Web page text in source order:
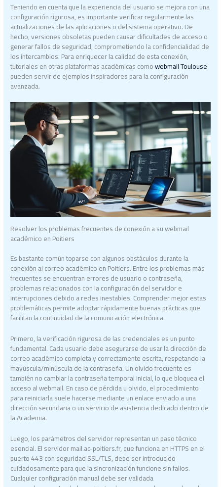
Teniendo en cuenta que la experiencia del usuario se mejora con una
configuración rigurosa, es importante verificar regularmente las
actualizaciones de las aplicaciones o del sistema operativo. De
hecho, versiones obsoletas pueden causar dificultades de acceso o
generar fallos de seguridad, comprometiendo la confidencialidad de
los intercambios. Para enriquecer la calidad de esta conexión,
tutoriales en otras plataformas académicas comowebmail Toulouse
pueden servir de ejemplos inspiradores para la configuración
avanzada.
Resolver los problemas frecuentes de conexión a su webmail
académico en Poitiers
Es bastante común toparse con algunos obstáculos durante la
conexión al correo académico en Poitiers. Entre los problemas más
frecuentes se encuentran errores de usuario o contraseña,
problemas relacionados con la configuración del servidor e
interrupciones debido a redes inestables. Comprender mejor estas
problemáticas permite adoptar rápidamente buenas prácticas que
facilitan la continuidad de la comunicación electrónica.
Primero, la verificación rigurosa de las credenciales es un punto
fundamental. Cada usuario debe asegurarse de usar la dirección de
correo académico completa y correctamente escrita, respetando la
mayúscula/minúscula de la contraseña. Un olvido frecuente es
también no cambiar la contraseña temporal inicial, lo que bloquea el
acceso al webmail. En caso de pérdida u olvido, el procedimiento
para reiniciarla suele hacerse mediante un enlace enviado a una
dirección secundaria o un servicio de asistencia dedicado dentro de
la Academia.
Luego, los parámetros del servidor representan un paso técnico
esencial. El servidor mail.ac-poitiers.fr, que funciona en HTTPS en el
puerto 443 con seguridad SSL/TLS, debe ser introducido
cuidadosamente para que la sincronización funcione sin fallos.
Cualquier configuración manual debe ser validada